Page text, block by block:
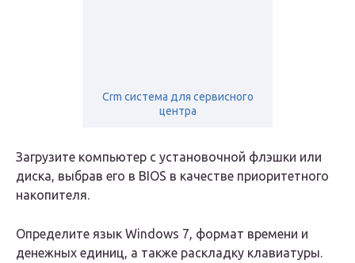
Crm система для сервисного
центра
Загрузите компьютер с установочной флэшки или
диска, выбрав его в BIOS в качестве приоритетного
накопителя.
Определите язык Windows 7, формат времени и
денежных единиц, а также раскладку клавиатуры.